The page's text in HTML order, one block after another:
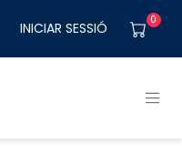
User
INICIAR SESSIÓ 0